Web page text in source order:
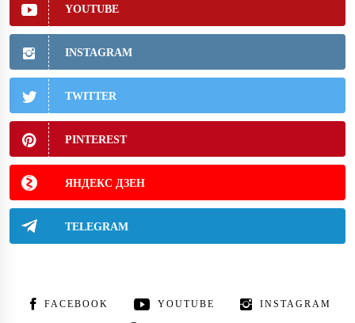
YOUTUBE
INSTAGRAM
TWITTER
PINTEREST
ЯНДЕКС ДЗЕН
TELEGRAM
FACEBOOK YOUTUBE INSTAGRAM